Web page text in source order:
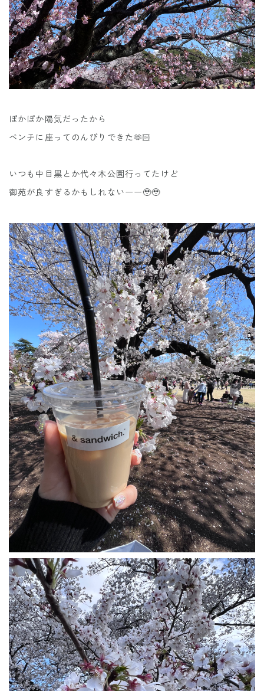
ぽかぽか陽気だったから
ベンチに座ってのんびりできた🫶🏻
いつも中目黒とか代々木公園行ってたけど
御苑が良すぎるかもしれないーー🥹🥹